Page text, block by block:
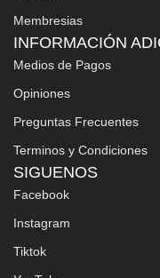
Membresias
INFORMACIÓN
Medios de Pagos
Opiniones
Preguntas Frecuentes
Terminos y Condiciones
SIGUENOS
Facebook
Instagram
Tiktok